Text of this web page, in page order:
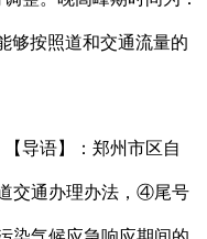
够按照道和交通流量的
导语】：郑州市区自
交通办理办法，④尾号